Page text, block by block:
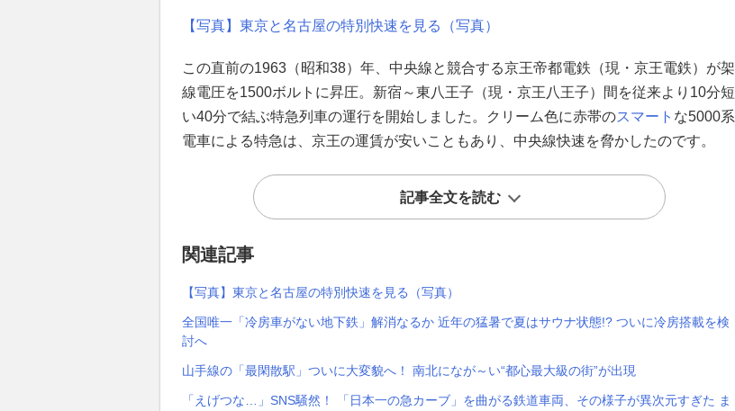
【写真】東京と名古屋の特別快速を見る（写真）
この直前の1963（昭和38）年、中央線と競合する京王帝都電鉄（現・京王電鉄）が架
線電圧を1500ボルトに昇圧。新宿～東八王子（現・京王八王子）間を従来より10分短
い40分で結ぶ特急列車の運行を開始しました。クリーム色に赤帯のスマート な5000系
電車による特急は、京王の運賃が安いこともあり、中央線快速を脅かしたのです。
記事全文を読む
関連記事
【写真】東京と名古屋の特別快速を見る（写真）
全国唯一「冷房車がない地下鉄」解消なるか 近年の猛暑で夏はサウナ状態!? ついに冷房搭載を検
討へ
山手線の「最閑散駅」ついに大変貌へ！ 南北になが～い“都心最大級の街”が出現
「えげつな…」SNS騒然！ 「日本一の急カーブ」を曲がる鉄道車両、その様子が異次元すぎた ま